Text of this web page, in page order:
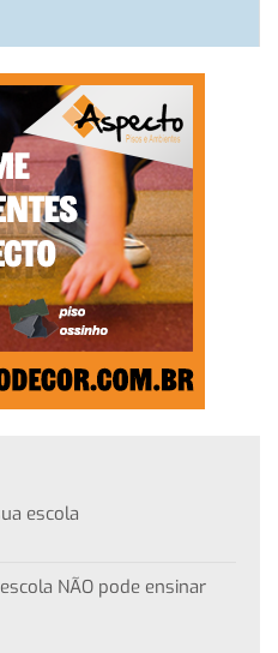
escola
NÃO pode ensinar